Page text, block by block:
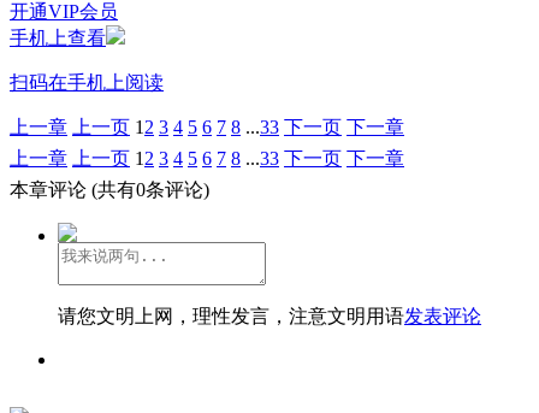
开通VIP会员
手机上查看
扫码在手机上阅读
上一章 上一页 1 2 3 4 5 6 7 8 ...33 下一页 下一章
上一章
上一页 1 2 3 4 5 6 7 8 ...33 下一页 下一章
本章评论 (共有0条评论)
请您文明上网，理性发言，注意文明用语发表评论